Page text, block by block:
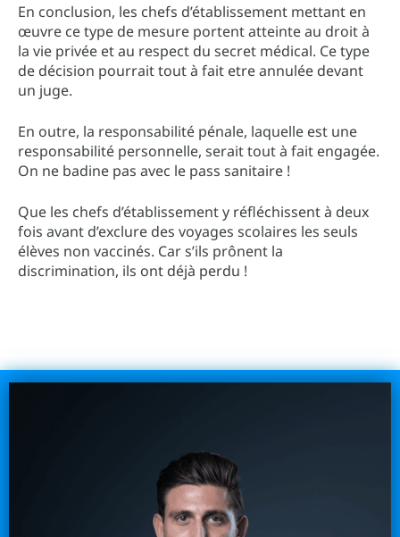
En conclusion, les chefs d’établissement mettant en
œuvre ce type de mesure portent atteinte au droit à
la vie privée et au respect du secret médical. Ce type
de décision pourrait tout à fait etre annulée devant
un juge.
En outre, la responsabilité pénale, laquelle est une
responsabilité personnelle, serait tout à fait engagée.
On ne badine pas avec le pass sanitaire !
Que les chefs d’établissement y réfléchissent à deux
fois avant d’exclure des voyages scolaires les seuls
élèves non vaccinés. Car s’ils prônent la
discrimination, ils ont déjà perdu !